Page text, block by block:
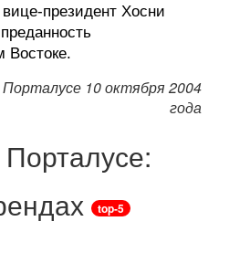
президент Хосни
Востоке.
10 октября 2004
года
top-5